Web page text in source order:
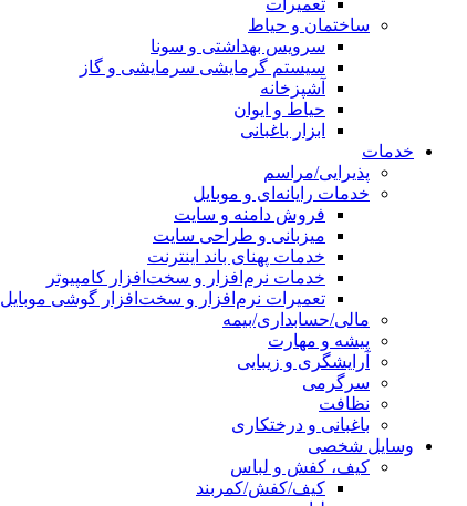
تعمیرات
ساختمان و حیاط
سرویس بهداشتی و سونا
سیستم گرمایشی سرمایشی و گاز
آشپزخانه
حیاط و ایوان
ابزار باغبانی
خدمات
پذیرایی/مراسم
خدمات رایانه‌ای و موبایل
فروش دامنه و سایت
میزبانی و طراحی سایت
خدمات پهنای باند اینترنت
خدمات نرم‌افزار و سخت‌افزار کامپیوتر
تعمیرات نرم‌افزار و سخت‌افزار گوشی موبایل
مالی/حسابداری/بیمه
پیشه و مهارت
آرایشگری و زیبایی
سرگرمی
نظافت
باغبانی و درختکاری
وسایل شخصی
کیف، کفش و لباس
کیف/کفش/کمربند